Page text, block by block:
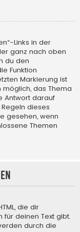
Links in der
ganz nach oben
du den
Funktion
Markierung ist
das Thema
Antwort darauf
dieses
gesehen, wenn
Themen
die dir
deinen Text gibt.
durch die